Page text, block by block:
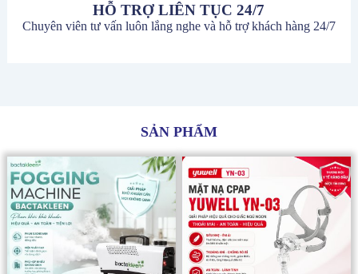
HỖ TRỢ LIÊN TỤC 24/7
Chuyên viên tư vấn luôn lắng nghe và hỗ trợ khách hàng 24/7
SẢN PHẨM